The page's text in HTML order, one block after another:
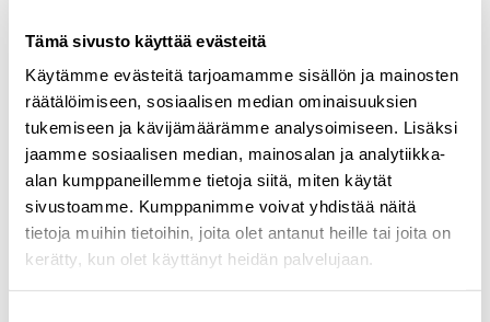
Tämä sivusto käyttää evästeitä
Käytämme evästeitä tarjoamamme sisällön ja mainosten
räätälöimiseen, sosiaalisen median ominaisuuksien
tukemiseen ja kävijämäärämme analysoimiseen. Lisäksi
jaamme sosiaalisen median, mainosalan ja analytiikka-
alan kumppaneillemme tietoja siitä, miten käytät
sivustoamme. Kumppanimme voivat yhdistää näitä
tietoja muihin tietoihin, joita olet antanut heille tai joita on
kerätty, kun olet käyttänyt heidän palvelujaan.